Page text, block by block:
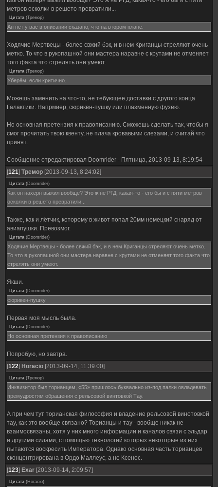
метров осколки в решето превратили...
Цитата (Тремор)
Ан нет у вас в описании сказано, что на втором плане.
Ходячие Мертвецы - более свжий бэк, и в нем Криганцы стреляют очень
метко. То что в рукопашной они мастера наравне с крутами не отменяет
того факта что стрелять они умеют.
Цитата (Тремор)
Уберём, если критично.
Можешь заменить на что-то, не тебующее доставки с другого конца
Галактики. Напрмиер, сюрикен-пушку или плазменную фузею.
Но основная претензия к правописанию. Сможешь сделать так, чтобы я
смог прочитать твою квенту, не плача кровавыми слезами, и считай что
принят.
Сообщение отредактировал Doomrider - Пятница, 2013-09-13, 8:19:54
[121] Тремор [2013-09-13, 8:24:02]
Цитата (Doomrider)
Как он нахерн выжил вообще? Это ж не РГД, какая-то - его бы и с пяти метров
осколки в решето превратили...
Также, как и лётчик, которому в живот попал 20мм немецкий снаряд от
авиапушки. Превозмог.
Цитата (Doomrider)
Ходячие Мертвецы - более свжий бэк, и в нем Криганцы стреляют очень метко.
То что в рукопашной они мастера наравне с крутами не отменяет того факта что
стрелять они умеют.
Якши.
Цитата (Doomrider)
сюрикен-пушку
Первая моя мысль была.
Цитата (Doomrider)
Но основная претензия к правописанию
Попробую, но завтра.
[122] Horacio [2013-09-14, 11:39:00]
Цитата (Тремор)
Инквизитор был торианцем, «55» пришлось буквально из-под палки овладевать
премудростям обращения с рельсовой винтовкой Тау.
А при чем тут торианская философия и владение рельсовой винотовкой
тау, как это вообще связано? Торианцы и тау - вообще никак не
взаимосвязаны, хотя у них много информации и каналов связи с эльдар
и другими силами, с помощью технологий которых некоторые из них
пытаются воскресить Императора. Однако основная часть торианцев
сконцентрирована в Ордо Маллеус, а не Ксенос.
[123] Exar [2013-09-14, 2:09:57]
Цитата (Horacio)